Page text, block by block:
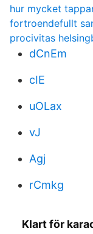
hur mycket
fortroendefullt
procivitas
dCnEm
cIE
uOLax
vJ
Agj
rCmkg
Klart för